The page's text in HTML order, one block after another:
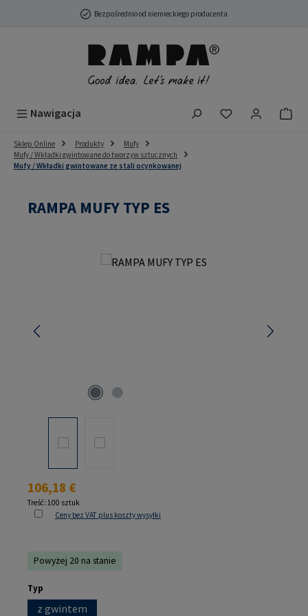
Przejdź do głównej zawartościBezpośrednio od niemieckiego producenta
Nawigacja Masz 0
Sklep Online Produkty
Mufy
Mufy / Wkładki gwintowane do tworzyw sztucznych
Mufy / Wkładki gwintowane ze stali ocynkowanej
RAMPA MUFY TYP ES
Pomiń galerię zdjęć
Cena regularna:
106,18 €
Treść: 100 sztuk
Ceny bez VAT plus koszty wysyłki
Powyżej 20 na stanie
Wybierz
Typ
z gwintem